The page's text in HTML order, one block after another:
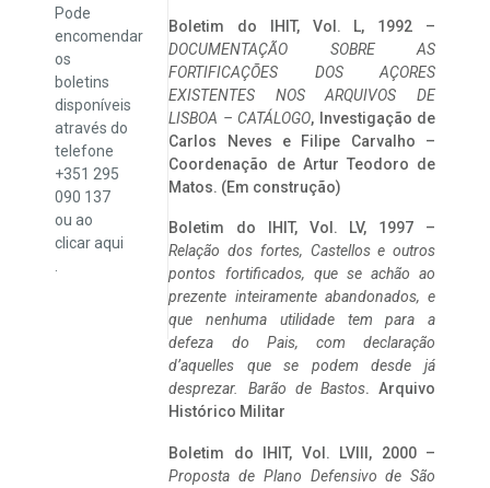
Pode
encomendar
os
boletins
disponíveis
através do
telefone
+351 295
090 137
ou ao
clicaraqui
Boletim do IHIT, Vol. L, 1992 –
DOCUMENTAÇÃO SOBRE AS
FORTIFICAÇÕES DOS AÇORES
EXISTENTES NOS ARQUIVOS DE
LISBOA – CATÁLOGO, Investigação de
Carlos Neves e Filipe Carvalho –
Coordenação de Artur Teodoro de
Matos. (Em construção)
Boletim do IHIT, Vol. LV, 1997 –
Relação dos fortes, Castellos e outros
pontos fortificados, que se achão ao
prezente inteiramente abandonados, e
que nenhuma utilidade tem para a
defeza do Pais, com declaração
d’aquelles que se podem desde já
desprezar. Barão de Bastos. Arquivo
Histórico Militar
Boletim do IHIT, Vol. LVIII, 2000 –
Proposta de Plano Defensivo de São